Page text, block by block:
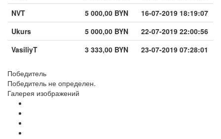
NVT
5 000,00 BYN
16-07-2019 18:19:07
Ukurs
5 000,00 BYN
22-07-2019 22:00:56
VasiliyT
3 333,00 BYN 23-07-2019 07:28:01
Победитель
Победитель не определен.
Галерея изображений